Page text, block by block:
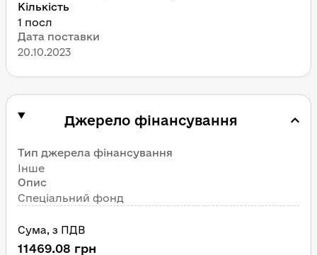
Кількість
1 посл
Дата поставки
20.10.2023
Джерело фінансування
Тип джерела фінансування
Інше
Опис
Cпеціальний фонд
Сума, з ПДВ
11469.08 грн